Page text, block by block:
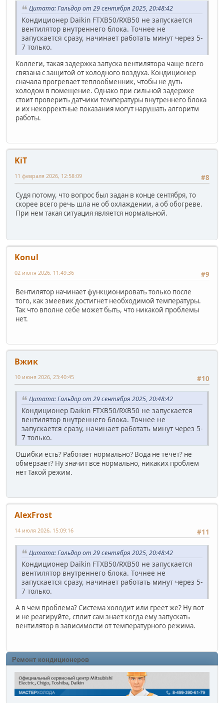
Цитата: Гальдор от 29 сентября 2025, 20:48:42
Кондиционер Daikin FTXB50/RXB50 не запускается
вентилятор внутреннего блока. Точнее не
запускается сразу, начинает работать минут через 5-
7 только.
Коллеги, такая задержка запуска вентилятора чаще всего
связана с защитой от холодного воздуха. Кондиционер
сначала прогревает теплообменник, чтобы не дуть
холодом в помещение. Однако при сильной задержке
стоит проверить датчики температуры внутреннего блока
и их некорректные показания могут нарушать алгоритм
работы.
KiT
#8
11 февраля 2026, 12:58:09
Судя потому, что вопрос был задан в конце сентября, то
скорее всего речь шла не об охлаждении, а об обогреве.
При нем такая ситуация является нормальной.
Konul
#9
02 июня 2026, 11:49:36
Вентилятор начинает функционировать только после
того, как змеевик достигнет необходимой температуры.
Так что вполне себе может быть, что никакой проблемы
нет.
Вжик
#10
10 июня 2026, 23:40:45
Цитата: Гальдор от 29 сентября 2025, 20:48:42
Кондиционер Daikin FTXB50/RXB50 не запускается
вентилятор внутреннего блока. Точнее не
запускается сразу, начинает работать минут через 5-
7 только.
Ошибки есть? Работает нормально? Вода не течет? не
обмерзает? Ну значит все нормально, никаких проблем
нет Такой режим.
AlexFrost
#11
14 июля 2026, 15:09:16
Цитата: Гальдор от 29 сентября 2025, 20:48:42
Кондиционер Daikin FTXB50/RXB50 не запускается
вентилятор внутреннего блока. Точнее не
запускается сразу, начинает работать минут через 5-
7 только.
А в чем проблема? Система холодит или греет же? Ну вот
и не реагируйте, сплит сам знает когда ему запускать
вентилятор в зависимости от температурного режима.
Ремонт кондиционеров